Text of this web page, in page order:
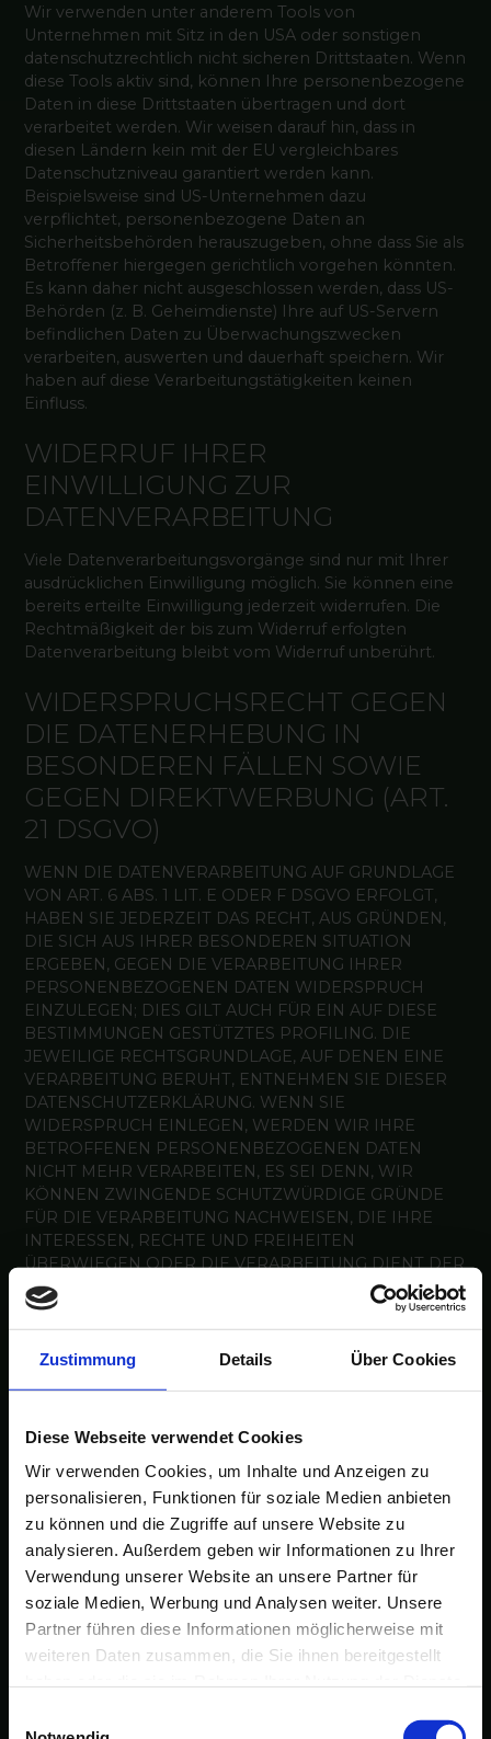
Zustimmung Details Über Cookies
Diese Webseite verwendet Cookies
Wir verwenden Cookies, um Inhalte und Anzeigen zu
personalisieren, Funktionen für soziale Medien anbieten
zu können und die Zugriffe auf unsere Website zu
analysieren. Außerdem geben wir Informationen zu Ihrer
Verwendung unserer Website an unsere Partner für
soziale Medien, Werbung und Analysen weiter. Unsere
Partner führen diese Informationen möglicherweise mit
weiteren Daten zusammen, die Sie ihnen bereitgestellt
Wir verwenden unter anderem Tools von
Unternehmen mit Sitz in den USA oder sonstigen
datenschutzrechtlich nicht sicheren Drittstaaten. Wenn
diese Tools aktiv sind, können Ihre personenbezogene
Daten in diese Drittstaaten übertragen und dort
verarbeitet werden. Wir weisen darauf hin, dass in
diesen Ländern kein mit der EU vergleichbares
Datenschutzniveau garantiert werden kann.
Beispielsweise sind US-Unternehmen dazu
verpflichtet, personenbezogene Daten an
Sicherheitsbehörden herauszugeben, ohne dass Sie als
Betroffener hiergegen gerichtlich vorgehen könnten.
Es kann daher nicht ausgeschlossen werden, dass US-
Behörden (z. B. Geheimdienste) Ihre auf US-Servern
befindlichen Daten zu Überwachungszwecken
verarbeiten, auswerten und dauerhaft speichern. Wir
haben auf diese Verarbeitungstätigkeiten keinen
Einfluss.
WIDERRUF IHRER
EINWILLIGUNG ZUR
DATENVERARBEITUNG
Viele Datenverarbeitungsvorgänge sind nur mit Ihrer
ausdrücklichen Einwilligung möglich. Sie können eine
bereits erteilte Einwilligung jederzeit widerrufen. Die
Rechtmäßigkeit der bis zum Widerruf erfolgten
Datenverarbeitung bleibt vom Widerruf unberührt.
WIDERSPRUCHSRECHT GEGEN
DIE DATENERHEBUNG IN
BESONDEREN FÄLLEN SOWIE
GEGEN DIREKTWERBUNG (ART.
21 DSGVO)
WENN DIE DATENVERARBEITUNG AUF GRUNDLAGE
VON ART. 6 ABS. 1 LIT. E ODER F DSGVO ERFOLGT,
HABEN SIE JEDERZEIT DAS RECHT, AUS GRÜNDEN,
DIE SICH AUS IHRER BESONDEREN SITUATION
ERGEBEN, GEGEN DIE VERARBEITUNG IHRER
PERSONENBEZOGENEN DATEN WIDERSPRUCH
EINZULEGEN; DIES GILT AUCH FÜR EIN AUF DIESE
BESTIMMUNGEN GESTÜTZTES PROFILING. DIE
JEWEILIGE RECHTSGRUNDLAGE, AUF DENEN EINE
VERARBEITUNG BERUHT, ENTNEHMEN SIE DIESER
DATENSCHUTZERKLÄRUNG. WENN SIE
WIDERSPRUCH EINLEGEN, WERDEN WIR IHRE
BETROFFENEN PERSONENBEZOGENEN DATEN
NICHT MEHR VERARBEITEN, ES SEI DENN, WIR
KÖNNEN ZWINGENDE SCHUTZWÜRDIGE GRÜNDE
FÜR DIE VERARBEITUNG NACHWEISEN, DIE IHRE
INTERESSEN, RECHTE UND FREIHEITEN
ÜBERWIEGEN ODER DIE VERARBEITUNG DIENT DER
GELTENDMACHUNG, AUSÜBUNG ODER
VERTEIDIGUNG VON RECHTSANSPRÜCHEN
(WIDERSPRUCH NACH ART. 21 ABS. 1 DSGVO).
WERDEN IHRE PERSONENBEZOGENEN DATEN
VERARBEITET, UM DIREKTWERBUNG ZU BETREIBEN,
WIDERSPRUCH GEGEN DIE VERARBEITUNG SIE
ZUM ZWECKE DERARTIGER WERBUNG EINZULEGEN;
DIES GILT AUCH FÜR DAS PROFILING, SOWEIT ES
MIT SOLCHER DIREKTWERBUNG IN VERBINDUNG
STEHT. WENN SIE WIDERSPRECHEN, WERDEN IHRE
PERSONENBEZOGENEN DATEN ANSCHLIESSEND
NICHT MEHR ZUM ZWECKE DER DIREKTWERBUNG
VERWENDET (WIDERSPRUCH NACH ART. 21 ABS. 2
BESCHWERDE­RECHT BEI DER
ZUSTÄNDIGEN AUFSICHTS­